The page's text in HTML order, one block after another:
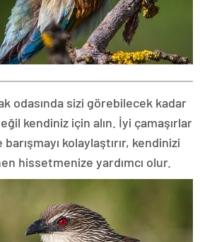
odasında sizi görebilecek kadar
kendiniz için alın. İyi çamaşırlar
kolaylaştırır, kendinizi
hissetmenize yardımcı olur.